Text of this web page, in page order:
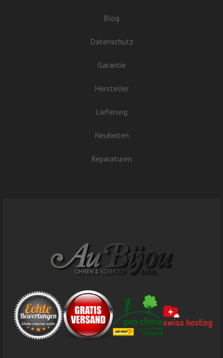
Blog
Datenschutz
Garantie
Hersteller
Lieferung
Neuheiten
Reparaturen